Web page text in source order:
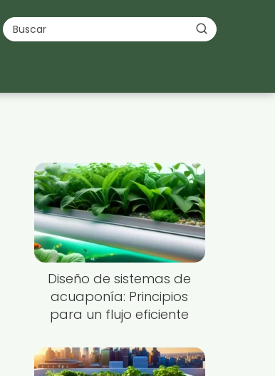
Diseño de sistemas de
acuaponía: Principios
para un flujo eficiente